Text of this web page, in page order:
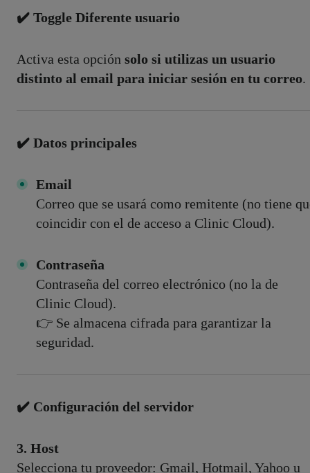
✔️ Toggle Diferente usuario
Activa esta opción solo si utilizas un usuario
distinto al email para iniciar sesión en tu correo.
✔️ Datos principales
Email
Correo que se usará como remitente (no tiene
coincidir con el de acceso a Clinic Cloud).
Contraseña
Contraseña del correo electrónico (no la de
Clinic Cloud).
👉 Se almacena cifrada para garantizar la
seguridad.
✔️ Configuración del servidor
3. Host
Selecciona tu proveedor: Gmail, Hotmail, Yahoo u